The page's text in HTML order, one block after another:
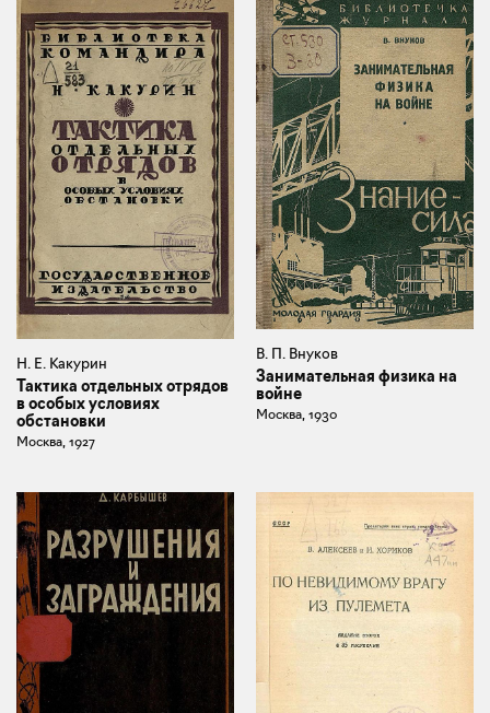
Н. Е. Какурин
Тактика отдельных отрядов
в особых условиях
обстановки
Москва, 1927
В. П. Внуков
Занимательная физика на
войне
Москва, 1930